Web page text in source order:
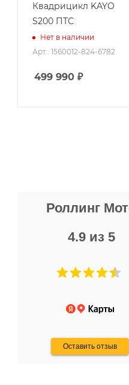
Квадрицикл KAYO
S200 ПТС
Нет в наличии
Арт.: 1560012-824-6782
499 990 ₽
Роллинг
4.9 из 5
Оставить отзыв
Не понравились условия
и дают только на